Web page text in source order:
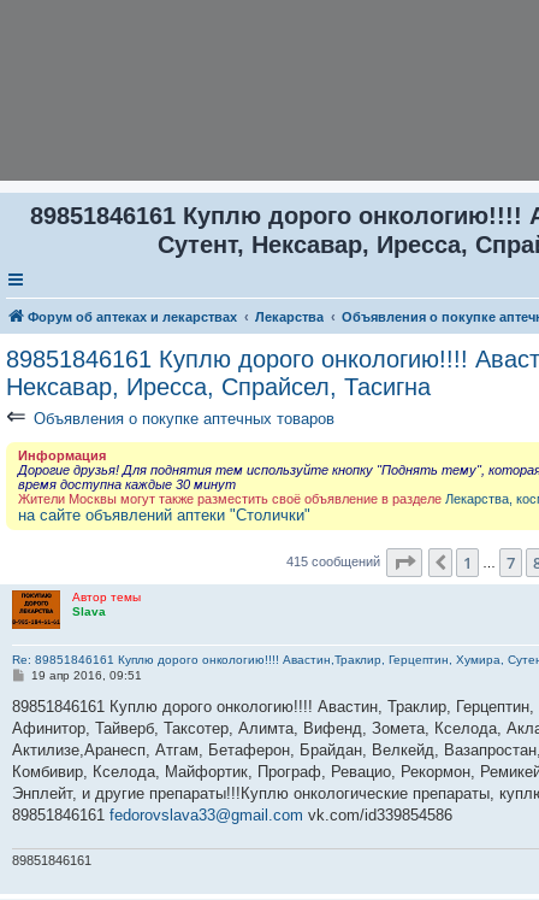
89851846161 Куплю дорого онкологию!!!!
Сутент, Нексавар, Иресса,
Форум об аптеках и лекарствах Лекарства Объявления о покупке
89851846161 Куплю дорого онкологию!!!!
Нексавар, Иресса, Спрайсел, Тасигна
⇐ Объявления о покупке аптечных товаров
Информация
Дорогие друзья! Для поднятия тем используйте кнопку "Поднять тему",
время доступна каждые 30 минут
Жители Москвы могут также разместить своё объявление в разделе Лекарства,
на сайте объявлений аптеки "Столички"
415 сообщений Страница из
Пред.
1 7
Автор темы
Slava
Re: 89851846161 Куплю дорого онкологию!!!! Авастин,Траклир, Герцептин, Хумира,
С
о
щ
е
и
е
19 апр 2016, 09:51
89851846161 Куплю дорого онкологию!!!! Авастин, Траклир,
Афинитор, Тайверб, Таксотер, Алимта, Вифенд, Зомета, Кселода,
Актилизе,Аранесп, Атгам, Бетаферон, Брайдан, Велкейд,
Комбивир, Кселода, Майфортик, Програф, Ревацио, Рекормон,
Энплейт, и другие препараты!!!Куплю онкологические препараты,
89851846161 fedorovslava33@gmail.com vk.com/id339854586
89851846161